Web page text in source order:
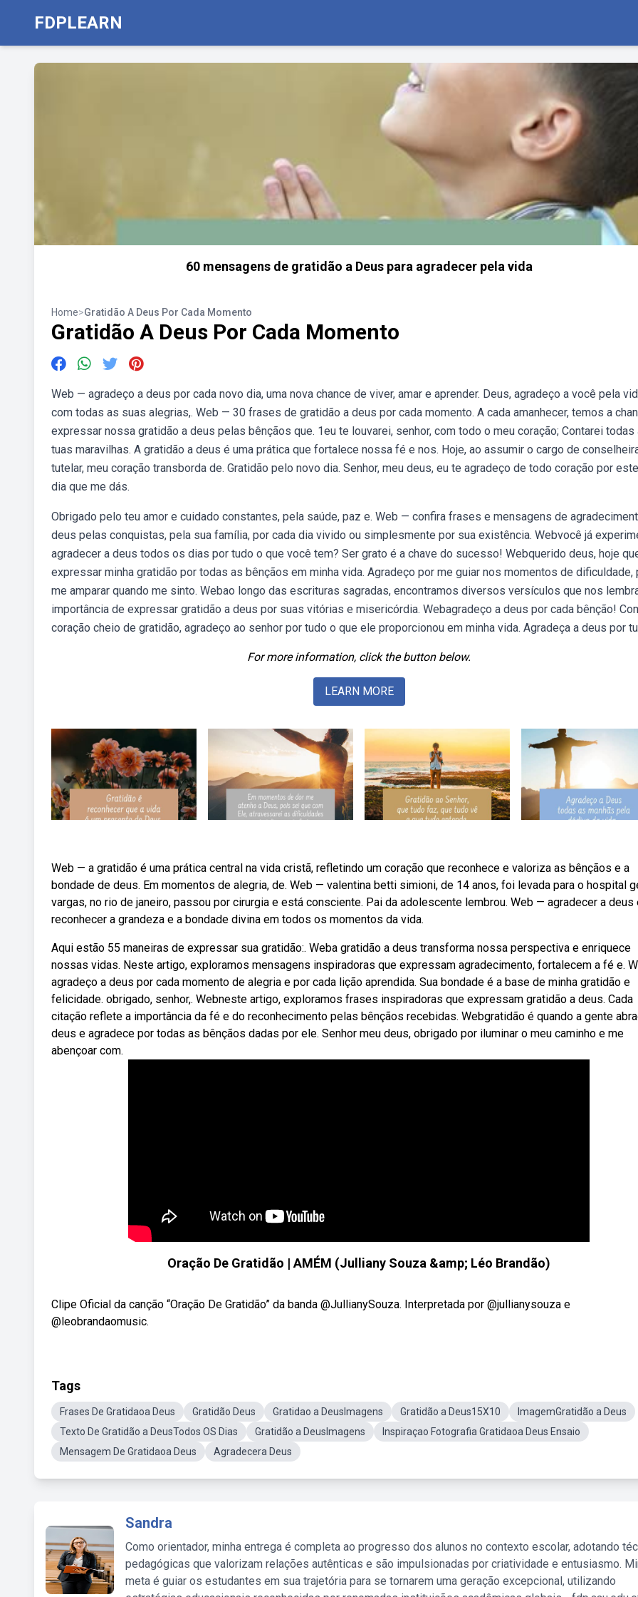
FDPLEARN
60 mensagens de gratidão a Deus para agradecer pela vida
Home>Gratidão A Deus Por Cada Momento
Gratidão A Deus Por Cada Momento
Web — agradeço a deus por cada novo dia, uma nova chance de viver, amar e aprender. Deus, agradeço a você pela
com todas as suas alegrias,. Web — 30 frases de gratidão a deus por cada momento. A cada amanhecer, temos a
expressar nossa gratidão a deus pelas bênçãos que. 1eu te louvarei, senhor, com todo o meu coração; Contarei todas
tuas maravilhas. A gratidão a deus é uma prática que fortalece nossa fé e nos. Hoje, ao assumir o cargo de
tutelar, meu coração transborda de. Gratidão pelo novo dia. Senhor, meu deus, eu te agradeço de todo coração por
dia que me dás.
Obrigado pelo teu amor e cuidado constantes, pela saúde, paz e. Web — confira frases e mensagens de
deus pelas conquistas, pela sua família, por cada dia vivido ou simplesmente por sua existência. Webvocê já
agradecer a deus todos os dias por tudo o que você tem? Ser grato é a chave do sucesso! Webquerido deus, hoje
expressar minha gratidão por todas as bênçãos em minha vida. Agradeço por me guiar nos momentos de dificuldade,
me amparar quando me sinto. Webao longo das escrituras sagradas, encontramos diversos versículos que nos
importância de expressar gratidão a deus por suas vitórias e misericórdia. Webagradeço a deus por cada bênção!
coração cheio de gratidão, agradeço ao senhor por tudo o que ele proporcionou em minha vida. Agradeça a deus por
For more information, click the button below.
LEARN MORE
Web — a gratidão é uma prática central na vida cristã, refletindo um coração que reconhece e valoriza as bênçãos e a
bondade de deus. Em momentos de alegria, de. Web — valentina betti simioni, de 14 anos, foi levada para o hospital
vargas, no rio de janeiro, passou por cirurgia e está consciente. Pai da adolescente lembrou. Web — agradecer a deus
reconhecer a grandeza e a bondade divina em todos os momentos da vida.
Aqui estão 55 maneiras de expressar sua gratidão:. Weba gratidão a deus transforma nossa perspectiva e enriquece
nossas vidas. Neste artigo, exploramos mensagens inspiradoras que expressam agradecimento, fortalecem a fé e.
agradeço a deus por cada momento de alegria e por cada lição aprendida. Sua bondade é a base de minha gratidão e
felicidade. obrigado, senhor,. Webneste artigo, exploramos frases inspiradoras que expressam gratidão a deus. Cada
citação reflete a importância da fé e do reconhecimento pelas bênçãos recebidas. Webgratidão é quando a gente
deus e agradece por todas as bênçãos dadas por ele. Senhor meu deus, obrigado por iluminar o meu caminho e me
abençoar com.
Oração De Gratidão | AMÉM (Julliany Souza &amp; Léo Brandão)
Clipe Oficial da canção “Oração De Gratidão” da banda @JullianySouza. Interpretada por @jullianysouza e
@leobrandaomusic.
Tags
Frases De Gratidaoa Deus Gratidão Deus Gratidao a DeusImagens Gratidão a Deus15X10
ImagemGratidão a Deus
Texto De Gratidão a DeusTodos OS Dias
Gratidão a DeusImagens
Inspiraçao Fotografia Gratidaoa Deus Ensaio
Mensagem De Gratidaoa Deus
Agradecera Deus
Sandra
Como orientador, minha entrega é completa ao progresso dos alunos no contexto escolar, adotando
pedagógicas que valorizam relações autênticas e são impulsionadas por criatividade e entusiasmo.
meta é guiar os estudantes em sua trajetória para se tornarem uma geração excepcional, utilizando